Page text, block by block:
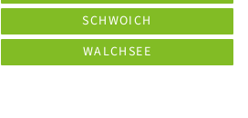
SCHWOICH
WALCHSEE